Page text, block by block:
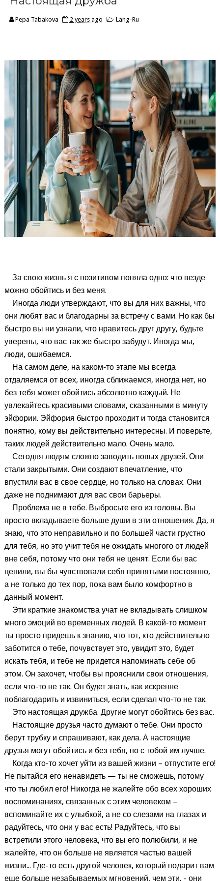
Pepa Tabakova 2 years ago Lang-Ru
За свою жизнь я с позитивом поняла одно: что везде
можно обойтись и без меня.
Иногда люди утверждают, что вы для них важны, что
они любят вас и благодарны за встречу с вами. Но как бы
быстро вы ни узнали, что нравитесь друг другу, будьте
уверены, что вас так же быстро забудут. Иногда мы,
люди, ошибаемся.
На самом деле, на каком-то этапе мы всегда
отдаляемся от всех, иногда сближаемся, иногда нет, но
без тебя может обойтись абсолютно каждый. Не
увлекайтесь красивыми словами, сказанными в минуту
эйфории. Эйфория быстро проходит и тогда становится
понятно, кому вы действительно интересны. И поверьте,
таких людей действительно мало. Очень мало.
Сегодня людям сложно заводить новых друзей. Они
стали закрытыми. Они создают впечатление, что
впустили вас в свое сердце, но только на словах. Они
даже не поднимают для вас свои барьеры.
Проблема не в тебе. Выбросьте его из головы. Вы
просто вкладываете больше души в эти отношения. Да, я
знаю, что это неправильно и по большей части грустно
для тебя, но это учит тебя не ожидать многого от людей
вне себя, потому что они тебя не ценят. Если бы вас
ценили, вы бы чувствовали себя принятыми постоянно,
а не только до тех пор, пока вам было комфортно в
данный момент.
Эти краткие знакомства учат не вкладывать слишком
много эмоций во временных людей. В какой-то момент
ты просто придешь к знанию, что тот, кто действительно
заботится о тебе, почувствует это, увидит это, будет
искать тебя, и тебе не придется напоминать себе об
этом. Он захочет, чтобы вы прояснили свои отношения,
если что-то не так. Он будет знать, как искренне
поблагодарить и извиниться, если сделал что-то не так.
Это настоящая дружба. Другие могут обойтись без вас.
Настоящие друзья часто думают о тебе. Они просто
берут трубку и спрашивают, как дела. А настоящие
друзья могут обойтись и без тебя, но с тобой им лучше.
Когда кто-то хочет уйти из вашей жизни – отпустите его!
Не пытайся его ненавидеть — ты не сможешь, потому
что ты любил его! Никогда не жалейте обо всех хороших
воспоминаниях, связанных с этим человеком –
вспоминайте их с улыбкой, а не со слезами на глазах и
радуйтесь, что они у вас есть! Радуйтесь, что вы
встретили этого человека, что вы его полюбили, и не
жалейте, что он больше не является частью вашей
жизни... Где-то есть другой человек, который подарит вам
еще больше незабываемых мгновений, чем эти, - они